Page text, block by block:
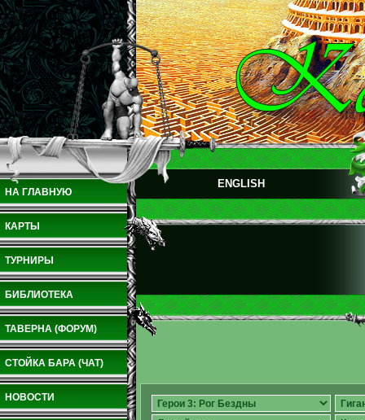
НА ГЛАВНУЮ
КАРТЫ
ТУРНИРЫ
БИБЛИОТЕКА
ТАВЕРНА (ФОРУМ)
СТОЙКА БАРА (ЧАТ)
НОВОСТИ
ENGLISH